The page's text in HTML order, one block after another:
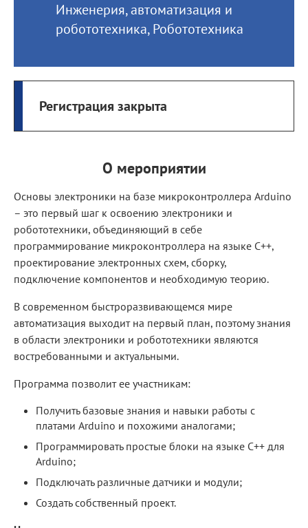
Инженерия, автоматизация и
робототехника, Робототехника
Регистрация закрыта
О мероприятии
Основы электроники на базе микроконтроллера Arduino
– это первый шаг к освоению электроники и
робототехники, объединяющий в себе
программирование микроконтроллера на языке С++,
проектирование электронных схем, сборку,
подключение компонентов и необходимую теорию.
В современном быстроразвивающемся мире
автоматизация выходит на первый план, поэтому знания
в области электроники и робототехники являются
востребованными и актуальными.
Программа позволит ее участникам:
Получить базовые знания и навыки работы с
платами Arduino и похожими аналогами;
Программировать простые блоки на языке C++ для
Arduino;
Подключать различные датчики и модули;
Создать собственный проект.